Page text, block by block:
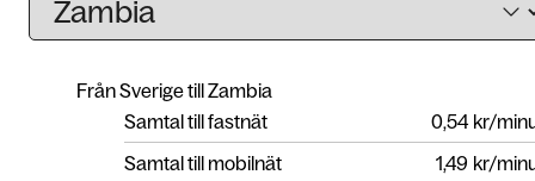
Från Sverige till Zambia
Samtal till fastnät
0,54 kr/
Samtal till mobilnät
1,49 kr/